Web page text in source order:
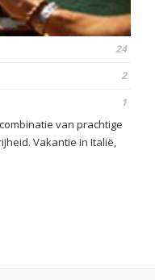
24
2
1
van prachtige
Vakantie in Italië,